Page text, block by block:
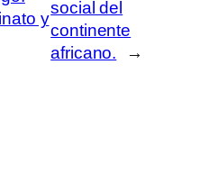
y
social del
continente
africano.
→